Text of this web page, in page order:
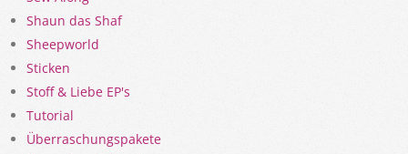
Shaun das Shaf
Sheepworld
Sticken
Stoff & Liebe EP's
Tutorial
Überraschungspakete